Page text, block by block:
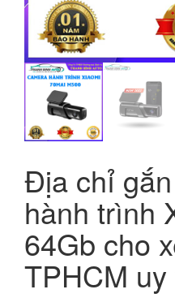
Địa chỉ
hành trình
64Gb cho
TPHCM